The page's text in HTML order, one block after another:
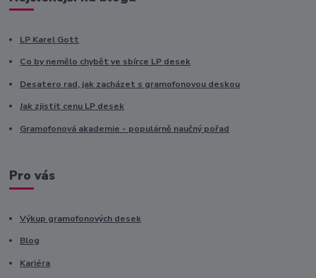
LP Karel Gott
Co by nemělo chybět ve sbírce LP desek
Desatero rad, jak zacházet s gramofonovou deskou
Jak zjistit cenu LP desek
Gramofonová akademie - populárně naučný pořad
Pro vás
Výkup gramofonových desek
Blog
Kariéra